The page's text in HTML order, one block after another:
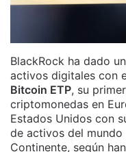
BlackRock ha dado
activos digitales con
Bitcoin ETP, su
criptomonedas en
Estados Unidos con
de activos del
Continente, según